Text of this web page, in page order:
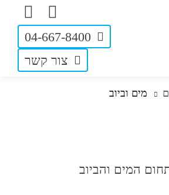
04-667-8400
צור קשר
מים וביוב
המים והביוב